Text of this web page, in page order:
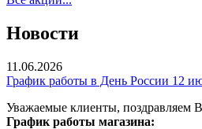
Новости
11.06.2026
График работы в День России 12
Уважаемые клиенты, поздравляем
График работы магазина: